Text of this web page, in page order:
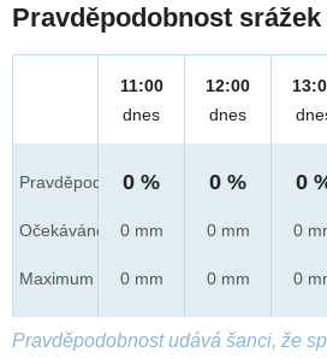
Pravděpodobnost srážek
Pravděpod.
Očekáváno
Maximum
11:00
dnes
0 %
0 mm
0 mm
12:00
dnes
0 %
0 mm
0 mm
0
0
0
Pravděpodobnost udává šanci, že